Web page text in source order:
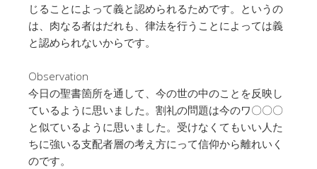
じることによって義と認められるためです。というの
は、肉なる者はだれも、律法を行うことによっては義
と認められないからです。
Observation
今日の聖書箇所を通して、今の世の中のことを反映し
ているように思いました。割礼の問題は今のワ〇〇〇
と似ているように思いました。受けなくてもいい人た
ちに強いる支配者層の考え方にって信仰から離れいく
のです。